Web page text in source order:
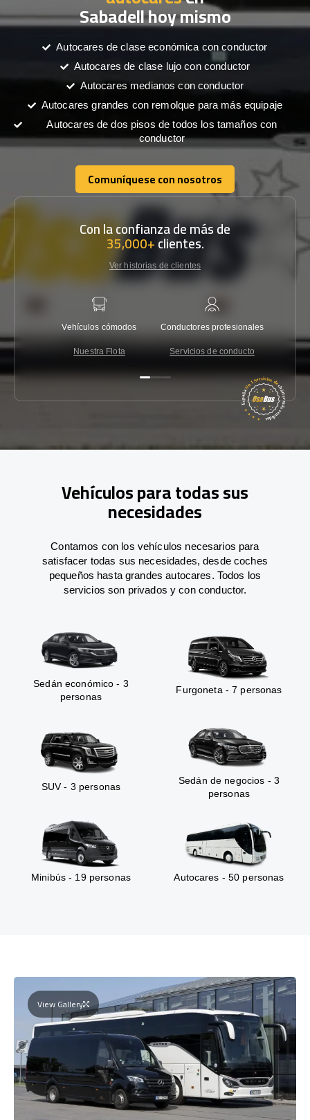
Sabadell hoy mismo
Autocares de clase económica con conductor
Autocares de clase lujo con conductor
Autocares medianos con conductor
Autocares grandes con remolque para más equipaje
Autocares de dos pisos de todos los tamaños con
conductor
Comuníquese con nosotros
Comuníquese con nosotros
Con la confianza de más de
35,000+clientes.
Ver historias de clientes
Vehículos cómodos
Nuestra Flota
Conductores profesionales
Servicios de conducto
Vehículos para todas sus
necesidades
Contamos con los vehículos necesarios para
satisfacer todas sus necesidades, desde coches
pequeños hasta grandes autocares. Todos los
servicios son privados y con conductor.
Sedán económico - 3
personas
Furgoneta - 7 personas
SUV - 3 personas
Sedán de negocios - 3
personas
Minibús - 19 personas Autocares - 50 personas
View Gallery